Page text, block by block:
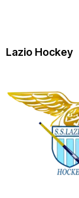
Lazio Hockey